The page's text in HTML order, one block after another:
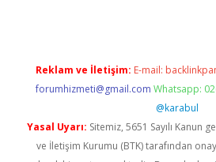
Reklam ve İletişim: E-mail:
forumhizmeti@gmail.com Whatsapp:
@karabul
Yasal Uyarı: Sitemiz, 5651 Sayılı Kanun
ve İletişim Kurumu (BTK) tarafından